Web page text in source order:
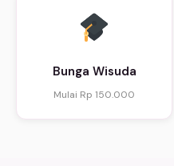
Bunga Wisuda
Mulai Rp 150.000